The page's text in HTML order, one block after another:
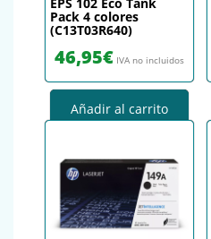
Pack 4 colores
(C13T03R640)
46,95€ IVA no incluidos
Añadir al carrito